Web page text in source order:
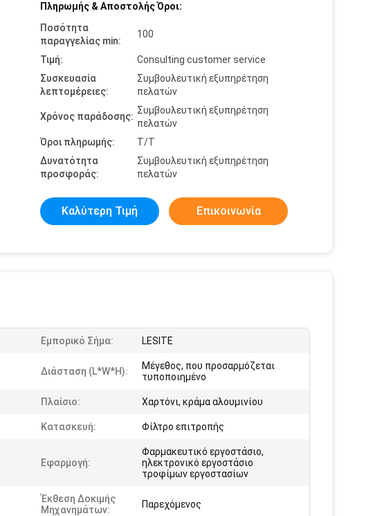
Πληρωμής & Αποστολής Όροι:
Ποσότητα
παραγγελίας min:
100
Τιμή:
Consulting customer service
Συσκευασία
λεπτομέρειες:
Συμβουλευτική εξυπηρέτηση
πελατών
Χρόνος παράδοσης:
Συμβουλευτική εξυπηρέτηση
πελατών
Όροι πληρωμής:
T/T
Δυνατότητα
προσφοράς:
Συμβουλευτική εξυπηρέτηση
πελατών
Καλύτερη Τιμή Επικοινωνία
Εμπορικό Σήμα: LESITE
Διάσταση (L*W*H):
Μέγεθος, που προσαρμόζεται
τυποποιημένο
Πλαίσιο: Χαρτόνι, κράμα αλουμινίου
Κατασκευή: Φίλτρο επιτροπής
Εφαρμογή:
Φαρμακευτικό εργοστάσιο,
ηλεκτρονικό εργοστάσιο
τροφίμων εργοστασίων
Έκθεση Δοκιμής
Μηχανημάτων:
Παρεχόμενος